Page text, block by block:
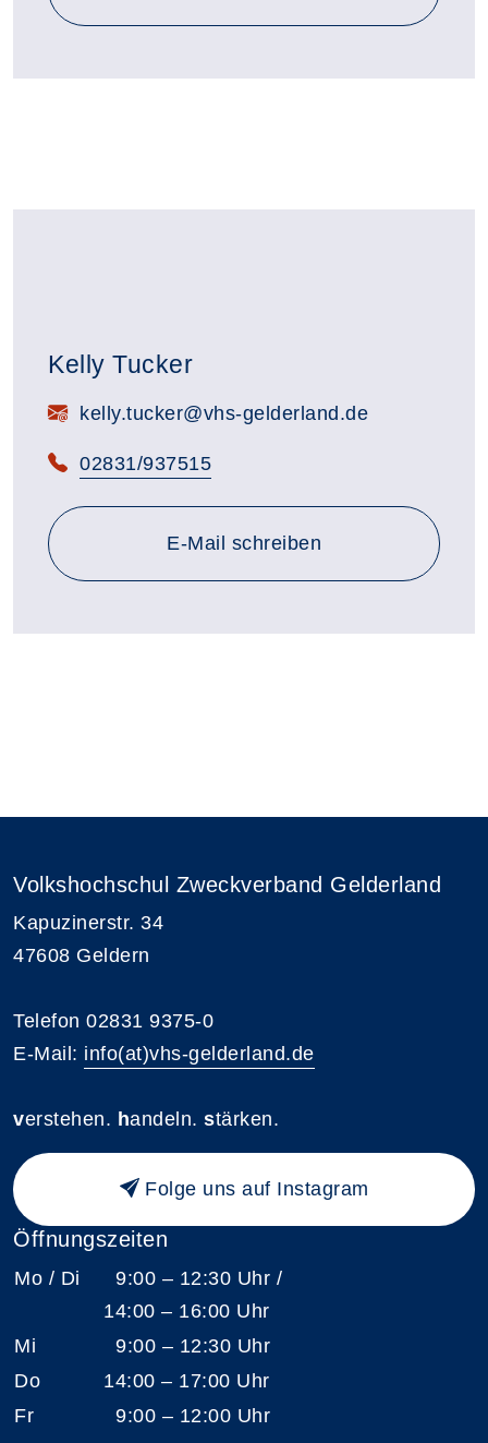
Kelly Tucker
E-Mail:kelly.tucker@vhs-gelderland.de
Telefon:
02831/937515
E-Mail schreiben
Volkshochschul Zweckverband Gelderland
Kapuzinerstr. 34
47608 Geldern
Telefon 02831 9375-0
E-Mail: info(at)vhs-gelderland.de
verstehen. handeln. stärken.
Folge uns auf Instagram
Öffnungszeiten
Mo / Di
9:00 – 12:30 Uhr /
14:00 – 16:00 Uhr
Mi
9:00 – 12:30 Uhr
Do
14:00 – 17:00 Uhr
Fr
9:00 – 12:00 Uhr